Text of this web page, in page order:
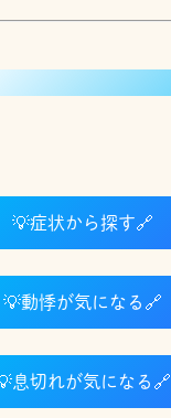
💡症状から探す🔗
💡動悸が気になる 🔗
息切れが気になる 🔗